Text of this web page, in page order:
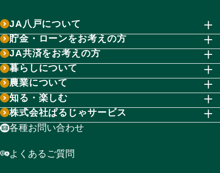
JA八戸について
貯金・ローンをお考えの方
JA共済をお考えの方
暮らしについて
農業について
知る・楽しむ
株式会社ぱるじゃサービス
各種お問い合わせ
よくあるご質問